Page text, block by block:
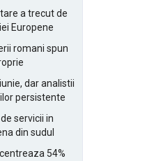
a trecut de
Europene
romani spun
dar analistii
persistente
servicii in
din sudul
54%